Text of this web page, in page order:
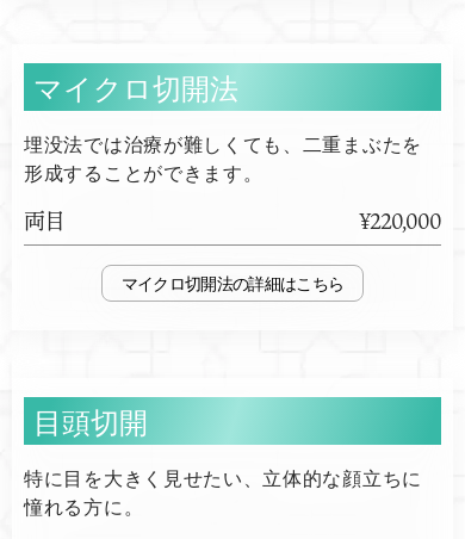
マイクロ切開法
埋没法では治療が難しくても、二重まぶたを
形成することができます。
両目 ¥220,000
マイクロ切開法
目頭切開
特に目を大きく見せたい、立体的な顔立ちに
憧れる方に。